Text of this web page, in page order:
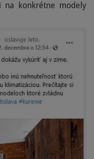
na konkrétne modely